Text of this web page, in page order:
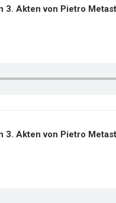
3. Akten von Pietro
3. Akten von Pietro